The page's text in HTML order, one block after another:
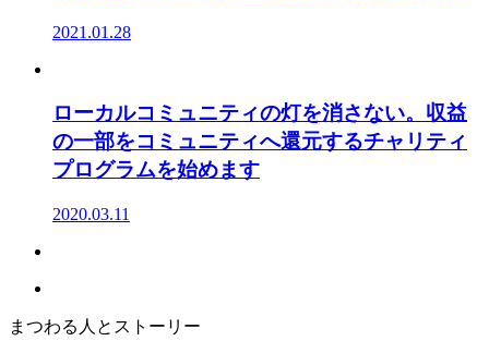
2021.01.28
ローカルコミュニティの灯を消さない。収益
の一部をコミュニティへ還元するチャリティ
プログラムを始めます
2020.03.11
まつわる人とストーリー